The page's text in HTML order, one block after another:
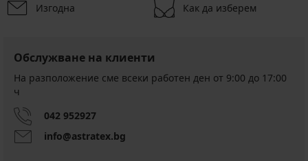
Изгодна Как да изберем
Обслужване на клиенти
На разположение сме всеки работен ден от 9:00 до 17:00
ч
042 952927
info@astratex.bg